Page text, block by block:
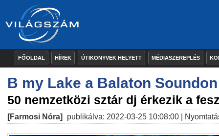
FŐOLDAL HÍREK ÚTIKÖNYVEK HELYETT MÉDIASZEREPLÉS
B my Lake a Balaton Soundon
50 nemzetközi sztár dj érkezik a
[Farmosi Nóra] publikálva: 2022-03-25 10:08:00 |